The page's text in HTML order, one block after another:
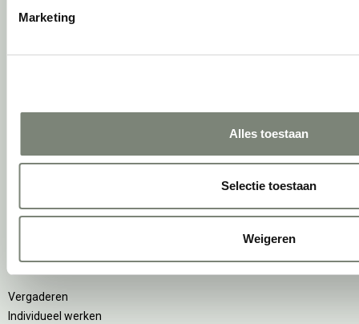
Marketing
Alles toestaan
Selectie toestaan
Weigeren
Wat is circulair inrichten?
Samen voor de beste werkomgeving
Wat is een EPD?
Activiteiten
Vergaderen
Individueel werken